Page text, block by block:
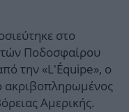
στο
Ποδοσφαίρου
την «L'Équipe», ο
ακριβοπληρωμένος
Αμερικής.